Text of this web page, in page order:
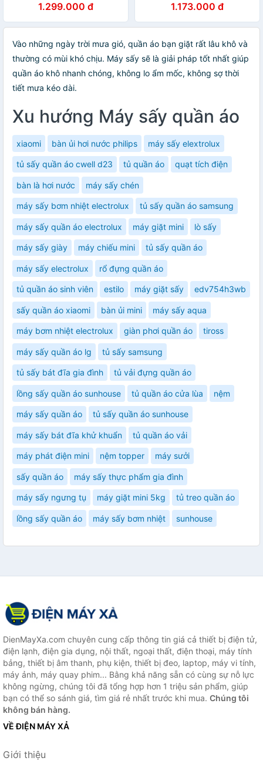
1.299.000 đ 1.173.000 đ
Vào những ngày trời mưa gió, quần áo bạn giặt rất lâu khô và
thường có mùi khó chịu. Máy sấy sẽ là giải pháp tốt nhất giúp
quần áo khô nhanh chóng, không lo ẩm mốc, không sợ thời
tiết mưa kéo dài.
Xu hướng Máy sấy quần áo
xiaomi bàn ủi hơi nước philips máy sấy elextrolux
tủ sấy quần áo cwell d23 tủ quần áo quạt tích điện
bàn là hơi nước máy sấy chén
máy sấy bơm nhiệt electrolux tủ sấy quần áo samsung
máy sấy quần áo electrolux máy giặt mini lò sấy
máy sấy giày máy chiếu mini tủ sấy quần áo
máy sấy electrolux rổ đựng quần áo
tủ quần áo sinh viên estilo máy giặt sấy edv754h3wb
sấy quần áo xiaomi bàn ủi mini máy sấy aqua
máy bơm nhiệt electrolux giàn phơi quần áo tiross
máy sấy quần áo lg tủ sấy samsung
tủ sấy bát đĩa gia đình tủ vải đựng quần áo
lồng sấy quần áo sunhouse tủ quần áo cửa lùa nệm
máy sấy quần áo tủ sấy quần áo sunhouse
máy sấy bát đĩa khử khuẩn tủ quần áo vải
máy phát điện mini nệm topper máy sưởi
sấy quần áo máy sấy thực phẩm gia đình
máy sấy ngưng tụ máy giặt mini 5kg tủ treo quần áo
lồng sấy quần áo máy sấy bơm nhiệt sunhouse
DienMayXa.com chuyên cung cấp thông tin giá cả thiết bị điện tử,
điện lạnh, điện gia dụng, nội thất, ngoại thất, điện thoại, máy tính
bảng, thiết bị âm thanh, phụ kiện, thiết bị đeo, laptop, máy vi tính,
máy ảnh, máy quay phim... Bằng khả năng sẵn có cùng sự nỗ lực
không ngừng, chúng tôi đã tổng hợp hơn 1 triệu sản phẩm, giúp
bạn có thể so sánh giá, tìm giá rẻ nhất trước khi mua. Chúng tôi
không bán hàng.
VỀ ĐIỆN MÁY XẢ
Giới thiệu